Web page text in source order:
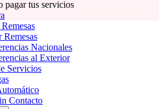
pagar tus servicios
Remesas
Nacionales
al Exterior
Servicios
Contacto